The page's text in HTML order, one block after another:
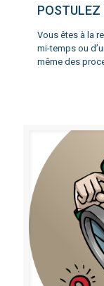
POSTULEZ
Vous êtes à la
mi-temps ou
même des